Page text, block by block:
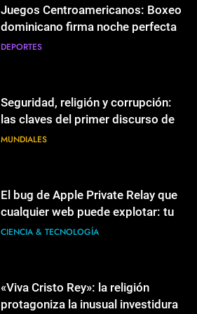
las claves del primer discurso de
De la Espriella como presidente
MUNDIALES
cualquier web puede explotar: tu
IP real se filtra cuando usas
passkeys
CIENCIA & TECNOLOGÍA
protagoniza la inusual investidura
de De la Espriella en Colombia
MUNDIALES
posesión de Abelardo de la
Espriella
POLÍTICA
Juegos Centroamericanos: Boxeo
dominicano firma noche perfecta
DEPORTES
Seguridad, religión y corrupción:
las claves del primer discurso de
De la Espriella como presidente
MUNDIALES
El bug de Apple Private Relay que
cualquier web puede explotar: tu
IP real se filtra cuando usas
CIENCIA & TECNOLOGÍA
«Viva Cristo Rey»: la religión
protagoniza la inusual investidura